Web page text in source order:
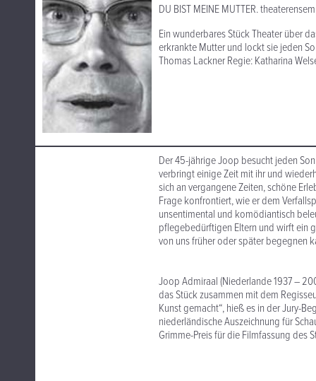
DU BIST MEINE MUTTER.
Ein wunderbares Stück Theater über
erkrankte Mutter und lockt sie jeden
Thomas Lackner Regie: Katharina
Der 45-jährige Joop besucht jeden
verbringt einige Zeit mit ihr und
sich an vergangene Zeiten, schöne
Frage konfrontiert, wie er dem
unsentimental und komödiantisch
pflegebedürftigen Eltern und wirft ein
von uns früher oder später begegnen
Joop Admiraal (Niederlande 1937 –
das Stück zusammen mit dem
Kunst gemacht“, hieß es in der Jury-
niederländische Auszeichnung für
Grimme-Preis für die Filmfassung des